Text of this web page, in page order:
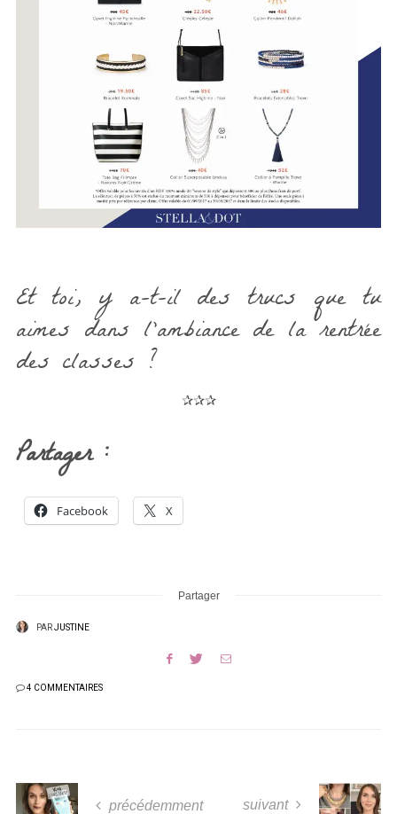
Et toi, y a-t-il des trucs que tu
aimes dans l’ambiance de la rentrée
des classes ?
✰✰✰
Partager :
Facebook X
Partager
PARJUSTINE
4 COMMENTAIRES
précédemment suivant